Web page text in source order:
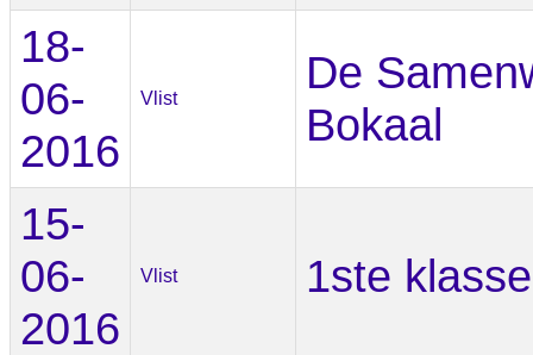
18-
06-
2016
Vlist
De
Bokaal
15-
06-
2016
Vlist 1ste klasse